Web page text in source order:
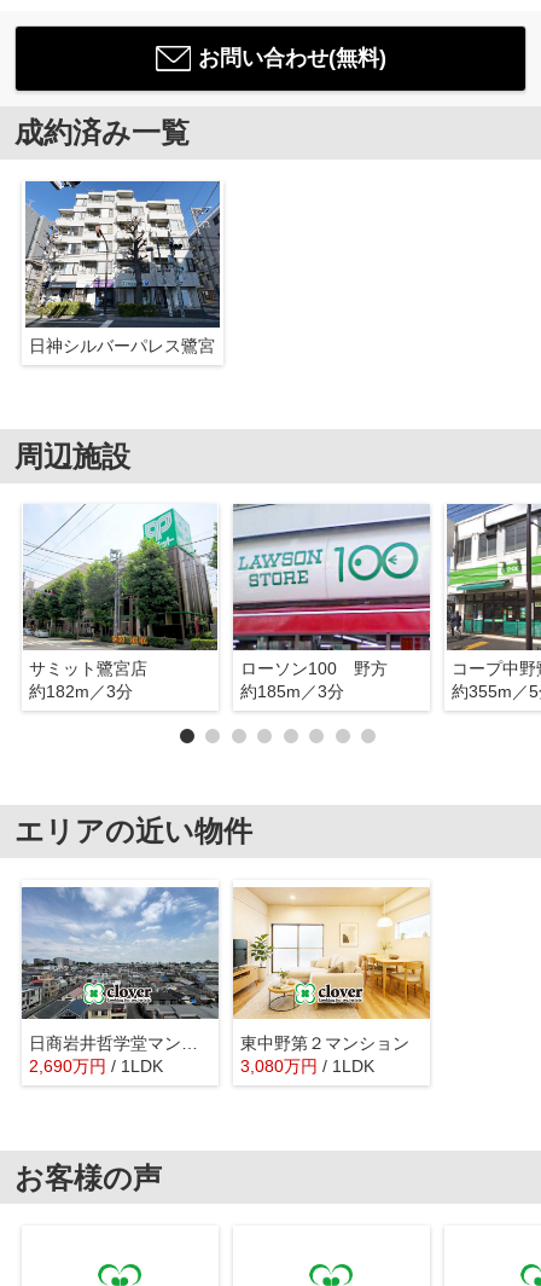
お問い合わせ(無料)
成約済み一覧
日神シルバーパレス鷺宮
周辺施設
サミット鷺宮店
約182m／3分
ローソン100 野方
約185m／3分
コープ中野
約355m／
エリアの近い物件
日商岩井哲学堂マンション
2,690万円 / 1LDK
東中野第２マンション
3,080万円 / 1LDK
お客様の声